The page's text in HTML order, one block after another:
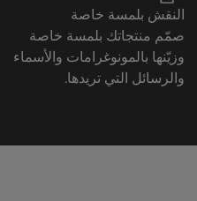
النقش بلمسة خاصة
صمّم منتجاتك بلمسة خاصة
وزيّنها بالمونوغرامات والأسماء
والرسائل التي تريدها.